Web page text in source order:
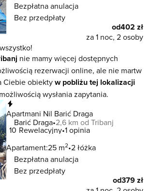
Bezpłatna anulacja
Bez przedpłaty
od402 zł
za 1 noc, 2 osoby
nie mamy więcej dostępnych
rezerwacji online, ale nie martw
Ciebie obiektyw pobliżu tej lokalizacji
wysłania zapytania.
Apartmani Nil Barić Draga
Barić Draga 2,6 km od Tribanj
10 Rewelacyjny 1 opinia
Apartament:25 m2 2 łóżka
Bezpłatna anulacja
Bez przedpłaty
od379 zł